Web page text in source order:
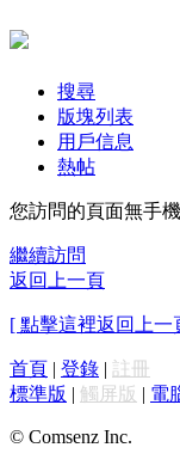
搜尋
版塊列表
用戶信息
熱帖
您訪問的頁面無手
繼續訪問
返回上一頁
[ 點擊這裡返回上一
首頁 | 登錄 | 註冊
標準版 | 觸屏版 | 電
© Comsenz Inc.